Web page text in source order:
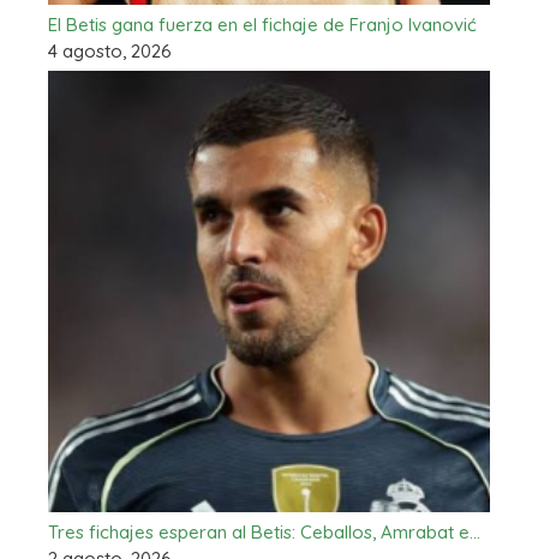
El Betis gana fuerza en el fichaje de Franjo Ivanović
4 agosto, 2026
Tres fichajes esperan al Betis: Ceballos, Amrabat e…